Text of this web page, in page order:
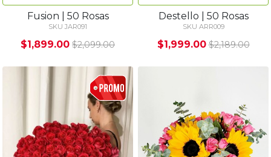
Fusion | 50 Rosas
SKU JAR091
$1,899.00 $2,099.00
Destello | 50 Rosas
SKU ARR009
$1,999.00 $2,189.00